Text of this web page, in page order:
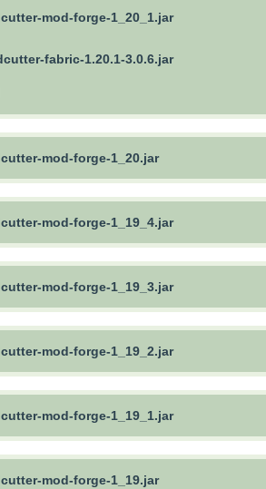
mod-forge-1_20_1.jar
fabric-1.20.1-3.0.6.jar
mod-forge-1_20.jar
mod-forge-1_19_4.jar
mod-forge-1_19_3.jar
mod-forge-1_19_2.jar
mod-forge-1_19_1.jar
mod-forge-1_19.jar